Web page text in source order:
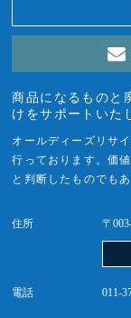
商品になるものと
けをサポートいた
オールディーズリサ
行っております。価
と判断したものでも
住所 〒
電話 011-